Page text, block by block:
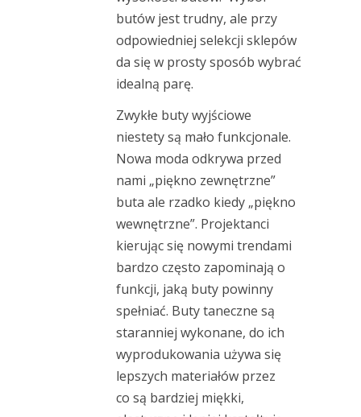
butów jest trudny, ale przy
odpowiedniej selekcji sklepów
da się w prosty sposób wybrać
idealną parę.
Zwykłe buty wyjściowe
niestety są mało funkcjonale.
Nowa moda odkrywa przed
nami „piękno zewnętrzne”
buta ale rzadko kiedy „piękno
wewnętrzne”. Projektanci
kierując się nowymi trendami
bardzo często zapominają o
funkcji, jaką buty powinny
spełniać. Buty taneczne są
staranniej wykonane, do ich
wyprodukowania używa się
lepszych materiałów przez
co są bardziej miękki,